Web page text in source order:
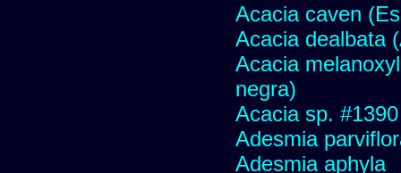
Acacia caven
Acacia dealbata
Acacia
negra)
Acacia sp. #1390
Adesmia
Adesmia aphyla